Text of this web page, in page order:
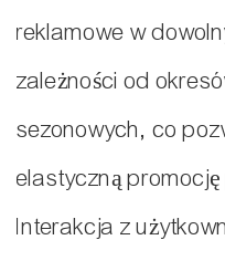
reklamowe w
zależności od
sezonowych, co
elastyczną
Interakcja z